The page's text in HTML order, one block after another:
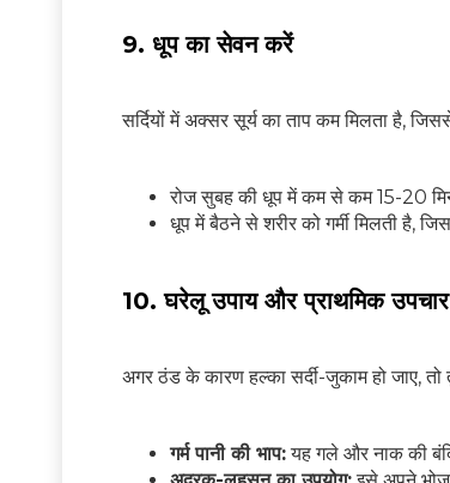
9. धूप का सेवन करें
सर्दियों में अक्सर सूर्य का ताप कम मिलता है,
रोज सुबह की धूप में कम से कम 15-20
धूप में बैठने से शरीर को गर्मी मिलती है,
10. घरेलू उपाय और प्राथमिक
अगर ठंड के कारण हल्का सर्दी-जुकाम हो जाए,
गर्म पानी की भाप:यह गले और नाक की